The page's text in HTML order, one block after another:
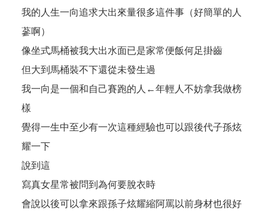
我的人生一向追求大出來量很多這件事（好簡單的人
蔘啊）
像坐式馬桶被我大出水面已是家常便飯何足掛齒
但大到馬桶裝不下還從未發生過
我一向是一個和自己賽跑的人←年輕人不妨拿我做榜
樣
覺得一生中至少有一次這種經驗也可以跟後代子孫炫
耀一下
說到這
寫真女星常被問到為何要脫衣時
會說以後可以拿來跟孫子炫耀縮阿罵以前身材也很好